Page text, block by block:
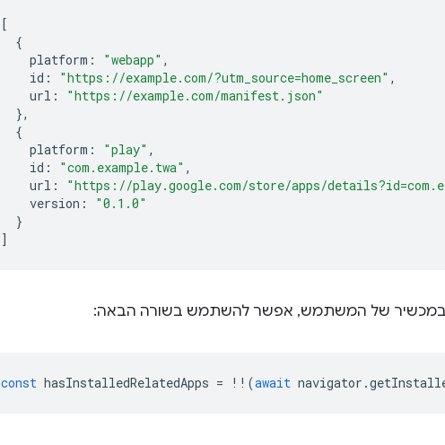
[
{
platform : "webapp" ,
id : "https://example.com/?utm_source=home_screen" ,
url :
"https://example.com/manifest.json"
},
{
platform : "play" ,
id : "com.example.twa" ,
url : "https://play.google.com/store/apps/
version :
"0.1.0"
}
]
במכשיר של המשתמש, אפשר להשתמש בשורה הבאה:
const hasInstalledRelatedApps = !! (await navigator .